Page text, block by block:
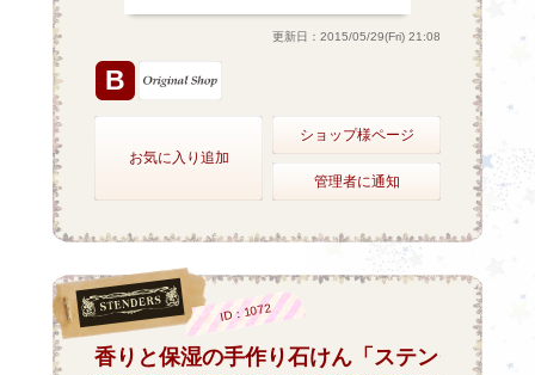
更新日：2015/05/29(Fri) 21:08
B
お気に入り追加
ショップ様ページ
管理者に通知
香りと保湿の手作り石けん「ステンダース」
ID：1072